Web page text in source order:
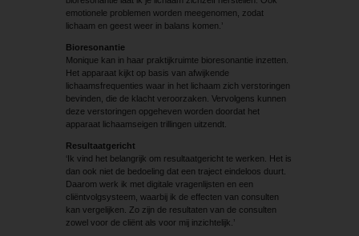
emotionele problemen worden meegenomen, zodat
lichaam en geest weer in balans komen.’
Bioresonantie
Monique kan in haar praktijkruimte bioresonantie inzetten.
Het apparaat kijkt op basis van afwijkende
lichaamsfrequenties waar in het lichaam zich verstoringen
bevinden, die de klacht veroorzaken. Vervolgens kunnen
deze verstoringen opgeheven worden doordat het
apparaat lichaamseigen trillingen uitzendt.
Resultaatgericht
‘Ik vind het belangrijk om resultaatgericht te werken. Het is
dan ook niet de bedoeling dat een traject eindeloos duurt.
Daarom werk ik met digitale vragenlijsten en een
cliëntvolgsysteem, waarbij ik de effecten van consulten
kan vergelijken. Zo zijn de resultaten van de consulten
zowel voor de cliënt als voor mij inzichtelijk.’